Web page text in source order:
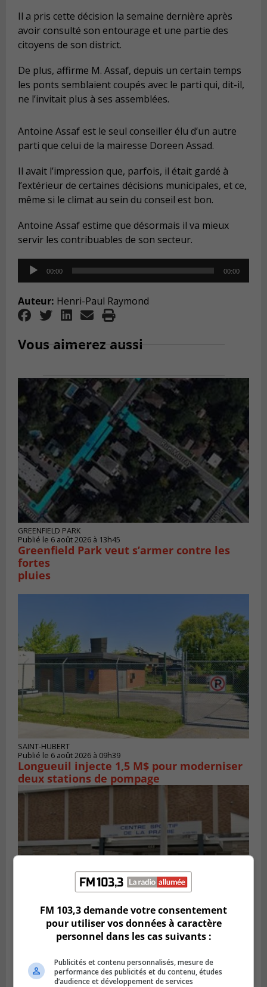
Il a pris cette décision la semaine dernière après
avoir consulté son entourage et une partie des
citoyens de son district.
De plus, affirme M. Assaf, depuis un certain temps
les ponts semblaient coupés avec le parti qui, dit-il,
ne l’invitait plus à ses assemblées.
Antoine Assaf est le seul conseiller élu d’un autre
parti que celui de la mairesse Doreen Assad.
Il avait l’impression que, parfois, il était gardé à
l’extérieur de certaines décisions municipales, et ce,
même si le climat au sein du conseil est bon.
Antoine Assaf estime que désormais il va mieux
servir les contribuables de son secteur.
Audio
Player
00:00 00:00
Auteur: Henri-Paul Raymond
Vous aimerez aussi
GREENFIELD PARK
Publié le 6 août 2026 à 13h45
Greenfield Park veut s’armer contre les
fortes
pluies
SAINT-HUBERT
Publié le 6 août 2026 à 09h39
Longueuil injecte 1,5 M$ pour moderniser
deux stations de pompage
La Prairie loue des espaces de glace
jusqu’en avril 2027
FM 103,3 demande votre consentement
pour utiliser vos données à caractère
personnel dans les cas suivants :
Publicités et contenu personnalisés, mesure de
performance des publicités et du contenu, études
d’audience et développement de services